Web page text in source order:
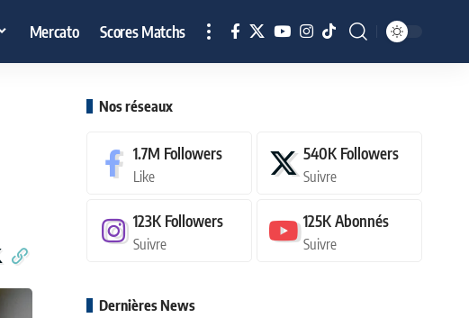
Mercato Scores Matchs
Nos réseaux
1.7M Followers
Like
540K Followers
Suivre
123K Followers
Suivre
125KAbonnés
Suivre
Dernières News